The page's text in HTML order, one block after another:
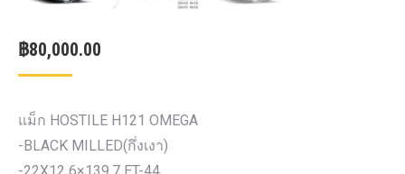
฿80,000.00
แม็ก HOSTILE H121 OMEGA
-BLACK MILLED(กึ่งเงา)
-22X12 6×139.7 ET-44